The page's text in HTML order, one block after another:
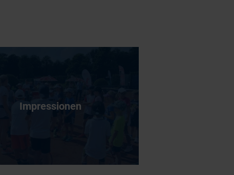
Impressionen